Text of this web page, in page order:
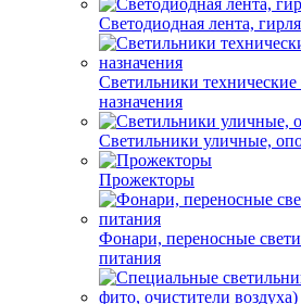
Светодиодная лента,
Светильники
назначения
Светильники уличные,
Прожекторы
Фонари, переносные
питания